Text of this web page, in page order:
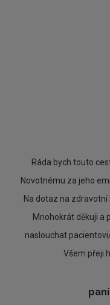
Ráda bych touto
Novotnému za jeho
Na dotaz na zdravotní
Mnohokrát děkuji a
naslouchat
Všem přeji